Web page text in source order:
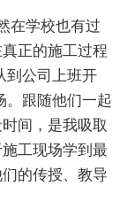
在学校也有过
正的施工过程
到公司上班开
。跟随他们一起
间，是我吸取
工现场学到最
的传授、教导